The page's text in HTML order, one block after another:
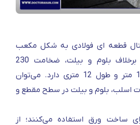
قطعه ای فولادی به شکل مکعب
مستطیل است که برخلاف بلوم و بیلت، ضخامت 230
میلی‌متر، عرض 1.25 متر و طول 12 متری دارد. می‌توان
اسلب، بلوم و بیلت در سطح مقطع و
ساخت ورق استفاده می‌کنند؛ از